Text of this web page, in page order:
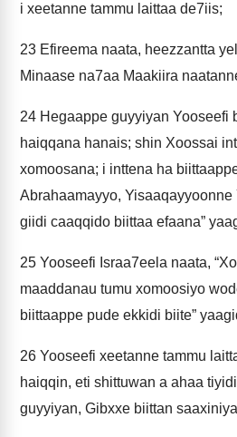
i xeetanne tammu laittaa de7iis;
23 Efireema naata, heezzantta
Minaase na7aa Maakiira
24 Hegaappe guyyiyan Yooseefi
haiqqana hanais; shin Xoossai
xomoosana; i inttena ha
Abrahaamayyo,
giidi caaqqido biittaa efaana”
25 Yooseefi Israa7eela naata,
maaddanau tumu xomoosiyo
biittaappe pude ekkidi biite”
26 Yooseefi xeetanne tammu
haiqqin, eti shittuwan a ahaa
guyyiyan, Gibxxe biittan